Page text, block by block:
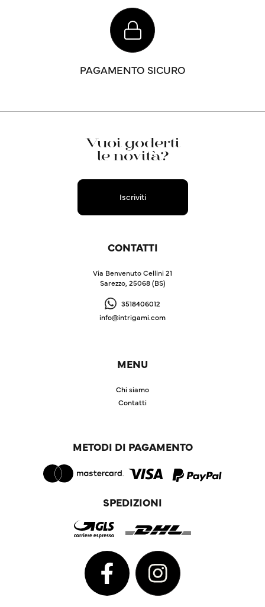
PAGAMENTO SICURO
Vuoi goderti
le novità?
Iscriviti
CONTATTI
Via Benvenuto Cellini 21
Sarezzo, 25068 (BS)
3518406012
info@intrigami.com
MENU
Chi siamo
Contatti
METODI DI PAGAMENTO
SPEDIZIONI